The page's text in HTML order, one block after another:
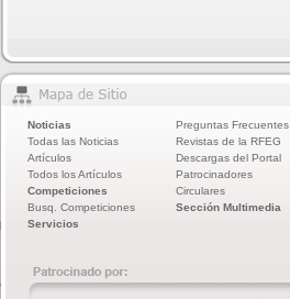
Noticias
Todas las Noticias
Artículos
Todos los Artículos
Competiciones
Busq. Competiciones
Servicios
Preguntas Frecuentes
Revistas de la RFEG
Descargas del Portal
Patrocinadores
Circulares
Sección Multimedia